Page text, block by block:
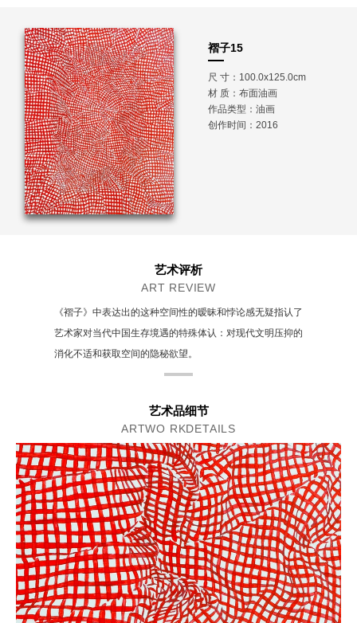
褶子15
尺 寸：100.0x125.0cm
材 质： 布面油画
作品类型：油画
创作时间：2016
艺术评析
ART REVIEW
《褶子》中表达出的这种空间性的暧昧和悖论感无疑指认了
艺术家对当代中国生存境遇的特殊体认：对现代文明压抑的
消化不适和获取空间的隐秘欲望。
艺术品细节
ARTWO RKDETAILS